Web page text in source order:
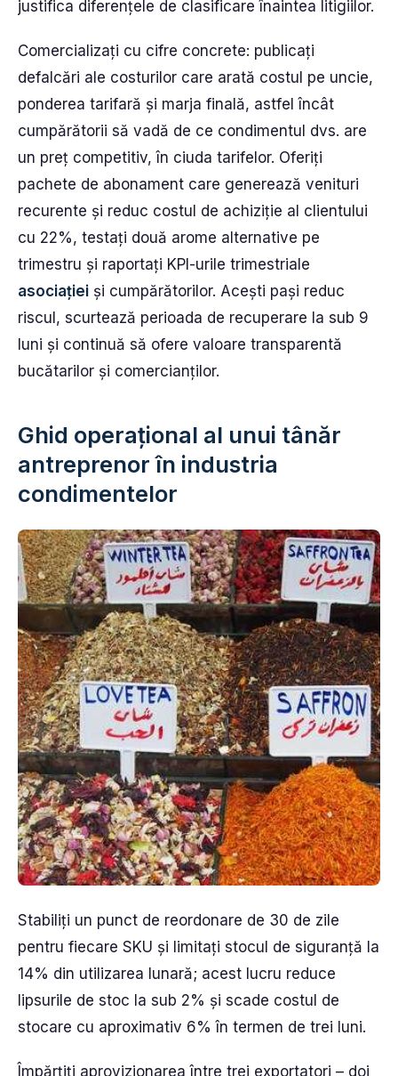
justifica diferențele de clasificare înaintea litigiilor.
Comercializați cu cifre concrete: publicați
defalcări ale costurilor care arată costul pe uncie,
ponderea tarifară și marja finală, astfel încât
cumpărătorii să vadă de ce condimentul dvs. are
un preț competitiv, în ciuda tarifelor. Oferiți
pachete de abonament care generează venituri
recurente și reduc costul de achiziție al clientului
cu 22%, testați două arome alternative pe
trimestru și raportați KPI-urile trimestriale
asociației și cumpărătorilor. Acești pași reduc
riscul, scurtează perioada de recuperare la sub 9
luni și continuă să ofere valoare transparentă
bucătarilor și comercianților.
Ghid operațional al unui tânăr
antreprenor în industria
condimentelor
Stabiliți un punct de reordonare de 30 de zile
pentru fiecare SKU și limitați stocul de siguranță la
14% din utilizarea lunară; acest lucru reduce
lipsurile de stoc la sub 2% și scade costul de
stocare cu aproximativ 6% în termen de trei luni.
Împărțiți aprovizionarea între trei exportatori – doi